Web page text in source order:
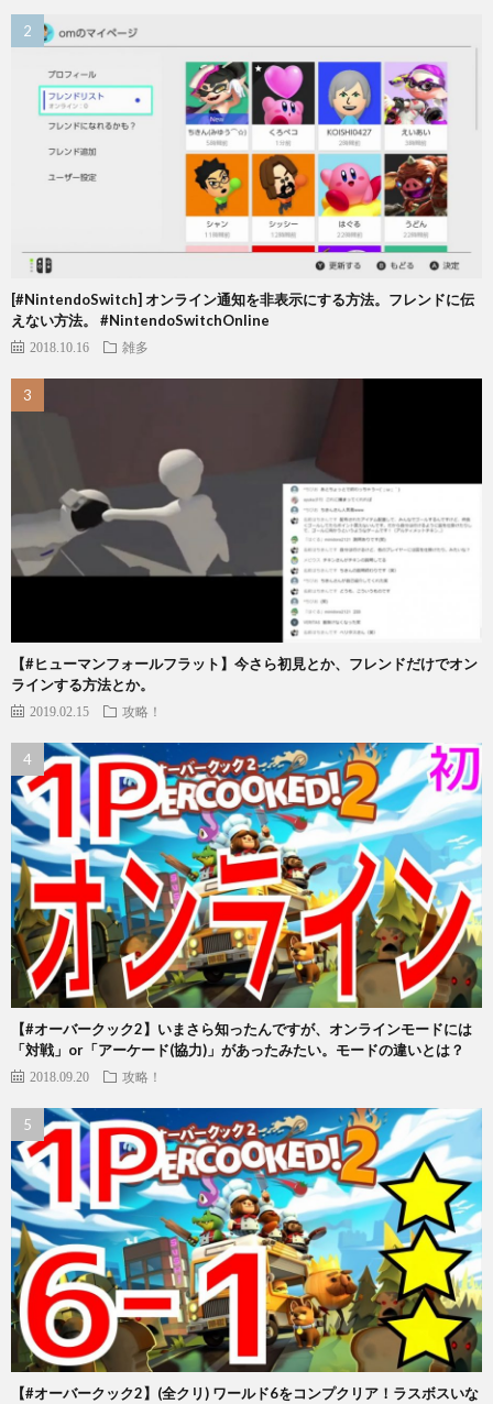
[#NintendoSwitch] オンライン通知を非表示にする方法。フレンドに伝
えない方法。 #NintendoSwitchOnline
2018.10.16 雑多
【#ヒューマンフォールフラット】今さら初見とか、フレンドだけでオン
ラインする方法とか。
2019.02.15 攻略！
【#オーバークック2】いまさら知ったんですが、オンラインモードには
「対戦」or「アーケード(協力)」があったみたい。モードの違いとは？
2018.09.20 攻略！
【#オーバークック2】(全クリ) ワールド6をコンプクリア！ラスボスいな